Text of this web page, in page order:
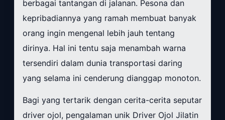
berbagai tantangan di jalanan. Pesona dan
kepribadiannya yang ramah membuat banyak
orang ingin mengenal lebih jauh tentang
dirinya. Hal ini tentu saja menambah warna
tersendiri dalam dunia transportasi daring
yang selama ini cenderung dianggap monoton.
Bagi yang tertarik dengan cerita-cerita seputar
driver ojol, pengalaman unik Driver Ojol Jilatin